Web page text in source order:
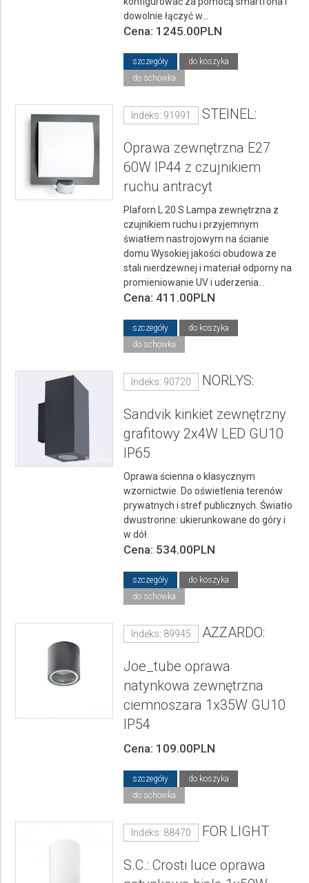
dowolnie łączyć w...
Cena: 1245.00PLN
szczegóły
do koszyka
do schowka
Indeks: 91991 STEINEL:
Oprawa zewnętrzna E27
60W IP44 z czujnikiem
ruchu antracyt
Plaforn L 20 S Lampa zewnętrzna z
czujnikiem ruchu i przyjemnym
światłem nastrojowym na ścianie
domu Wysokiej jakości obudowa ze
stali nierdzewnej i materiał odporny na
promieniowanie UV i uderzenia...
Cena: 411.00PLN
szczegóły
do koszyka
do schowka
Indeks: 90720 NORLYS:
Sandvik kinkiet zewnętrzny
grafitowy 2x4W LED GU10
IP65
Oprawa ścienna o klasycznym
wzornictwie. Do oświetlenia terenów
prywatnych i stref publicznych. Światło
dwustronne: ukierunkowane do góry i
w dół.
Cena: 534.00PLN
szczegóły
do koszyka
do schowka
Indeks: 89945 AZZARDO:
Joe_tube oprawa
natynkowa zewnętrzna
ciemnoszara 1x35W GU10
IP54
Cena: 109.00PLN
szczegóły
do koszyka
do schowka
Indeks: 88470 FOR LIGHT
S.C.: Crosti luce oprawa